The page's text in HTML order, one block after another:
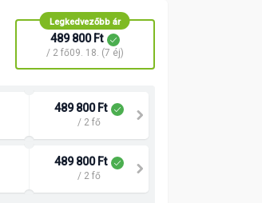
Legkedvezőbb ár
489 800 Ft
/ 2 fő09. 18. (7 éj)
489 800 Ft
/ 2 fő
489 800 Ft
/ 2 fő